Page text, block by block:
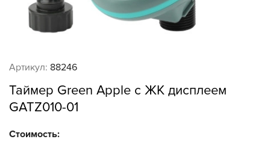
Артикул: 88246
Таймер Green Apple с ЖК дисплеем
GATZ010-01
Стоимость: